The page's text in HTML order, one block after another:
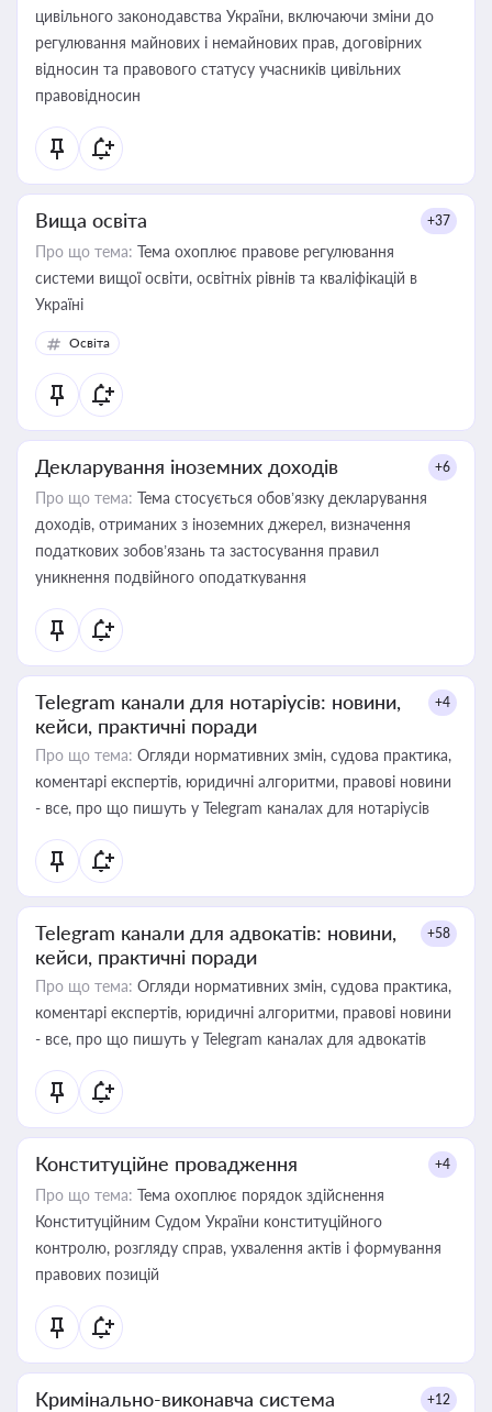
цивільного законодавства України, включаючи зміни до
регулювання майнових і немайнових прав, договірних
відносин та правового статусу учасників цивільних
правовідносин
Вища освіта +37
Про що тема: Тема охоплює правове регулювання
системи вищої освіти, освітніх рівнів та кваліфікацій в
Україні
Освіта
Декларування іноземних доходів +6
Про що тема: Тема стосується обов’язку декларування
доходів, отриманих з іноземних джерел, визначення
податкових зобов’язань та застосування правил
уникнення подвійного оподаткування
Telegram канали для нотаріусів: новини,
кейси, практичні поради
+4
Про що тема: Огляди нормативних змін, судова практика,
коментарі експертів, юридичні алгоритми, правові новини
- все, про що пишуть у Telegram каналах для нотаріусів
Telegram канали для адвокатів: новини,
кейси, практичні поради
+58
Про що тема: Огляди нормативних змін, судова практика,
коментарі експертів, юридичні алгоритми, правові новини
- все, про що пишуть у Telegram каналах для адвокатів
Конституційне провадження +4
Про що тема: Тема охоплює порядок здійснення
Конституційним Судом України конституційного
контролю, розгляду справ, ухвалення актів і формування
правових позицій
Кримінально-виконавча система +12